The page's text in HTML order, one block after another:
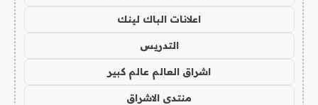
اعلانات الباك لينك
التدريس
اشراق العالم عالم كبير
منتدى الاشراق